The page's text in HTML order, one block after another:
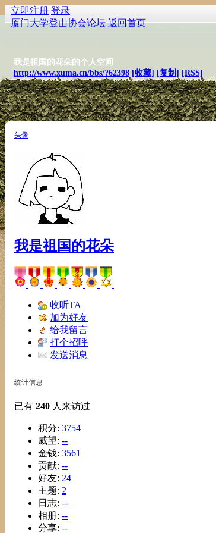
立即注册 登录
厦门大学登山协会论坛 返回首页
我是祖国的花朵的个人空间
http://www.xuma.cn/bbs/?62398 [收藏] [复制] [RSS]
头像
我是祖国的花朵
收听TA
加为好友
给我留言
打个招呼
发送消息
统计信息
已有 240 人来访过
积分: 3754
威望: --
金钱: 3561
贡献: --
好友: 24
主题: 2
日志: --
相册: --
分享: --